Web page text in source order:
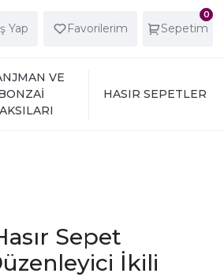
Yap Favorilerim
0
Sepetim
VE
HASIR SEPETLER
Sepet
İkili